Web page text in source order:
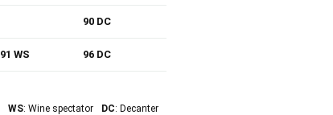
90 DC
91 WS 96 DC
WS: Wine spectator DC: Decanter